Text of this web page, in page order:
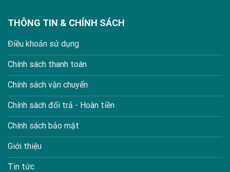
THÔNG TIN & CHÍNH SÁCH
Điều khoản sử dụng
Chính sách thanh toán
Chính sách vận chuyển
Chính sách đổi trả - Hoàn tiền
Chính sách bảo mật
Giới thiệu
Tin tức